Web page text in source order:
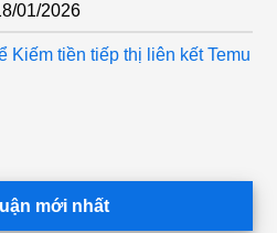
01/2026
Kiếm tiền tiếp thị liên kết Temu
mới nhất